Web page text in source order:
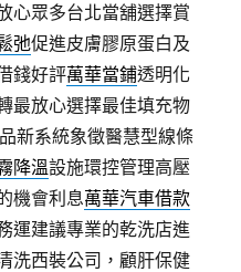
心眾多台北當舖選擇賞
弛促進皮膚膠原蛋白及
錢好評萬華當鋪透明化
最放心選擇最佳填充物
新系統象徵醫慧型線條
降溫設施環控管理高壓
機會利息萬華汽車借款
運建議專業的乾洗店進
洗西裝公司，顧肝保健